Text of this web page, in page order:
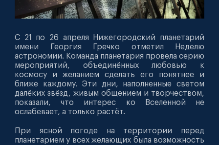
С 21 по 26 апреля Нижегородский планетарий
имени Георгия Гречко отметил Неделю
астрономии. Команда планетария провела серию
мероприятий, объединённых любовью к
космосу и желанием сделать его понятнее и
ближе каждому. Эти дни, наполненные светом
далёких звёзд, живым общением и творчеством,
показали, что интерес ко Вселенной не
ослабевает, а только растёт.
При ясной погоде на территории перед
планетарием у всех желающих была возможность